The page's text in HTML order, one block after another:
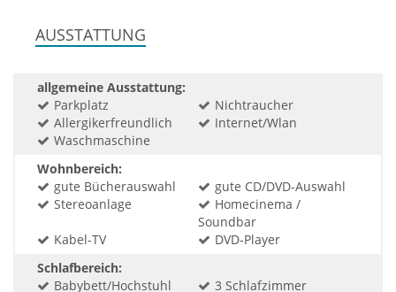
AUSSTATTUNG
allgemeine Ausstattung:
Parkplatz
Nichtraucher
Allergikerfreundlich
Internet/Wlan
Waschmaschine
Wohnbereich:
gute Bücherauswahl
gute CD/DVD-Auswahl
Stereoanlage
Homecinema /
Soundbar
Kabel-TV
DVD-Player
Schlafbereich:
Babybett/Hochstuhl
3 Schlafzimmer